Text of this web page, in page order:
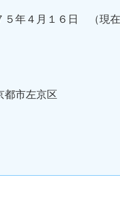
５年４月１６日 （現在
都市左京区